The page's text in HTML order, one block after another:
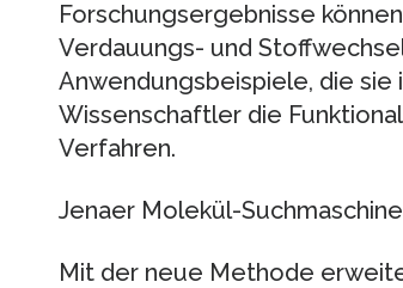
Forschungsergebnisse
Verdauungs- und
Anwendungsbeispiele, die sie
Wissenschaftler die
Verfahren.
Jenaer Molekül-
Mit der neue Methode